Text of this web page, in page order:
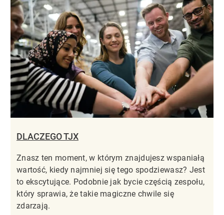
DLACZEGO TJX
Znasz ten moment, w którym znajdujesz wspaniałą
wartość, kiedy najmniej się tego spodziewasz? Jest
to ekscytujące. Podobnie jak bycie częścią zespołu,
który sprawia, że takie magiczne chwile się
zdarzają.